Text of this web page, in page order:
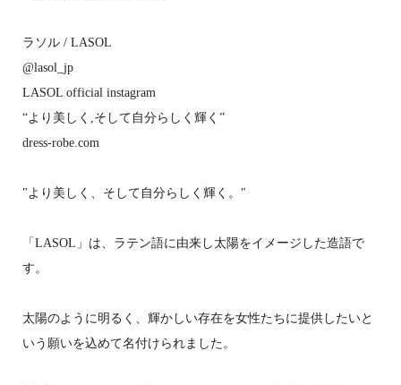
ラソル / LASOL
@lasol_jp
LASOL official instagram
“より美しく,そして自分らしく輝く”
dress-robe.com
"より美しく、そして自分らしく輝く。"
「LASOL」は、ラテン語に由来し太陽をイメージした造語で
す。
太陽のように明るく、輝かしい存在を女性たちに提供したいと
いう願いを込めて名付けられました。